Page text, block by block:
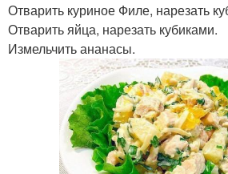
Отварить куриное Филе, нарезать
Отварить яйца, нарезать кубиками.
Измельчить ананасы.